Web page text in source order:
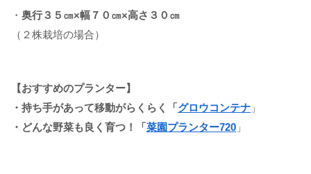
・ 奥行３５㎝×幅７０㎝×高さ３０㎝
（２株栽培の場合）
【おすすめのプランター】
・持ち手があって移動がらくらく「グロウコンテナ 」
・どんな野菜も良く育つ！「菜園プランター720 」